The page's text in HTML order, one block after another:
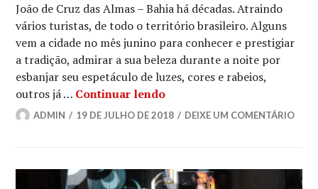
João de Cruz das Almas – Bahia há décadas. Atraindo
vários turistas, de todo o território brasileiro. Alguns
vem a cidade no mês junino para conhecer e prestigiar
a tradição, admirar a sua beleza durante a noite por
esbanjar seu espetáculo de luzes, cores e rabeios,
outros já … Continuar lendoQueima de espadas é
ADMIN 19 DE JULHO DE 2018 DEIXE UM COMENTÁRIO